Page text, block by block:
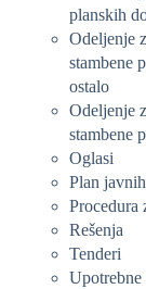
planskih
Odeljenje
stambene
ostalo
Odeljenje
stambene
Oglasi
Plan
Procedura
Rešenja
Tenderi